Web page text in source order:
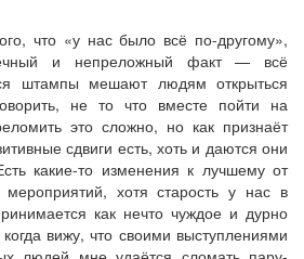
что «у нас было всё по-другому»,
и непреложный факт — всё
штампы мешают людям открыться
не то что вместе пойти на
это сложно, но как признаёт
сдвиги есть, хоть и даются они
какие-то изменения к лучшему от
хотя старость у нас в
как нечто чуждое и дурно
вижу, что своими выступлениями